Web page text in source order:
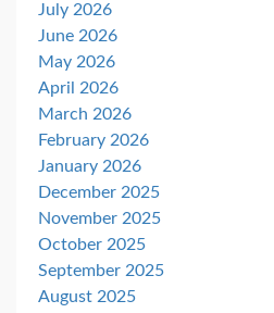
July 2026
June 2026
May 2026
April 2026
March 2026
February 2026
January 2026
December 2025
November 2025
October 2025
September 2025
August 2025